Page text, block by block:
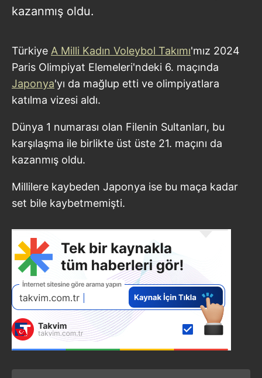
kazanmış oldu.
Türkiye A Milli Kadın Voleybol Takımı'mız 2024
Paris Olimpiyat Elemeleri'ndeki 6. maçında
Japonya'yı da mağlup etti ve olimpiyatlara
katılma vizesi aldı.
Dünya 1 numarası olan Filenin Sultanları, bu
karşılaşma ile birlikte üst üste 21. maçını da
kazanmış oldu.
Millilere kaybeden Japonya ise bu maça kadar
set bile kaybetmemişti.